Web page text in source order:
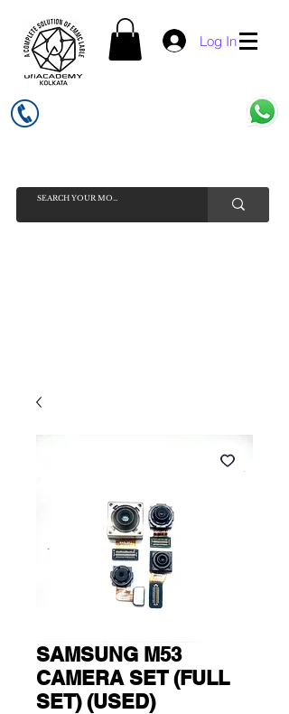
Log In
SAMSUNG M53
CAMERA SET (FULL
SET) (USED)